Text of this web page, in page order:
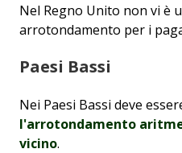
Nel Regno Unito non vi è
arrotondamento per i
Paesi Bassi
Nei Paesi Bassi deve
l'arrotondamento
vicino.